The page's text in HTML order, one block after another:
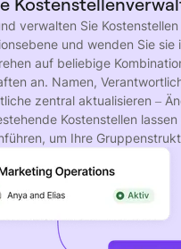
verwalten Sie
und wenden Sie sie
auf beliebige
an. Namen,
zentral aktualisieren –
Kostenstellen
um Ihre